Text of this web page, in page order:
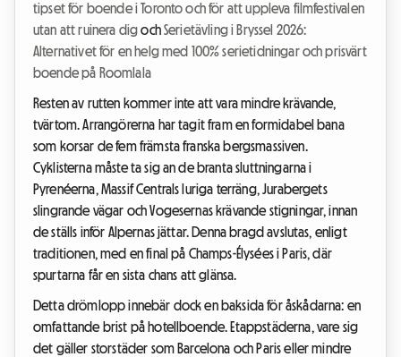
tipset för boende i Toronto och för att uppleva filmfestivalen
utan att ruinera digochSerietävling i Bryssel 2026:
Alternativet för en helg med 100% serietidningar och prisvärt
boende på Roomlala
Resten av rutten kommer inte att vara mindre krävande,
tvärtom. Arrangörerna har tagit fram en formidabel bana
som korsar de fem främsta franska bergsmassiven.
Cyklisterna måste ta sig an de branta sluttningarna i
Pyrenéerna, Massif Centrals luriga terräng, Jurabergets
slingrande vägar och Vogesernas krävande stigningar, innan
de ställs inför Alpernas jättar. Denna bragd avslutas, enligt
traditionen, med en final på Champs-Élysées i Paris, där
spurtarna får en sista chans att glänsa.
Detta drömlopp innebär dock en baksida för åskådarna: en
omfattande brist på hotellboende. Etappstäderna, vare sig
det gäller storstäder som Barcelona och Paris eller mindre